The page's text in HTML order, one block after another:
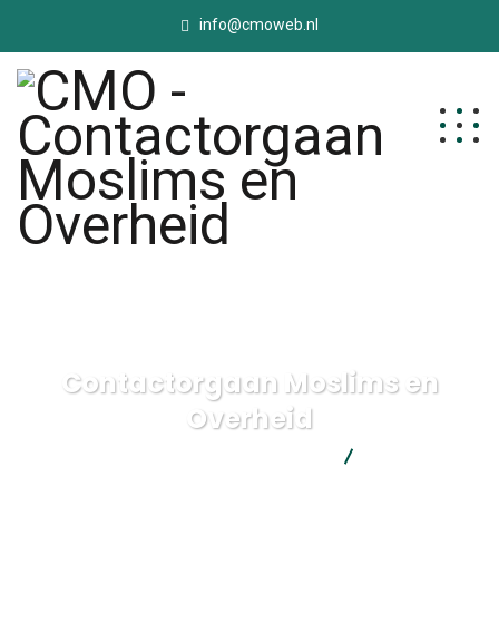
info@cmoweb.nl
Contactorgaan Moslims en
Overheid